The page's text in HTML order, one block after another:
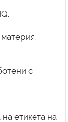
с
етикета на